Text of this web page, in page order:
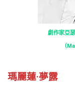
劇作家亞
（
瑪麗蓮·夢露